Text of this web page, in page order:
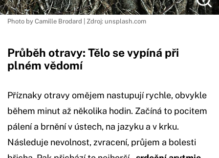
Photo by Camille Brodard | Zdroj: unsplash.com
Průběh otravy: Tělo se vypíná při
plném vědomí
Příznaky otravy omějem nastupují rychle, obvykle
během minut až několika hodin. Začíná to pocitem
pálení a brnění v ústech, na jazyku a v krku.
Následuje nevolnost, zvracení, průjem a bolesti